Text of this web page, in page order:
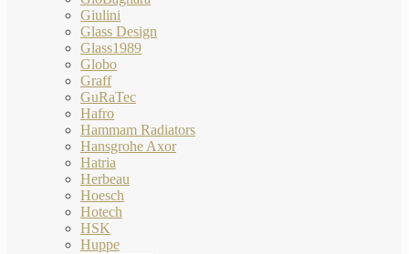
Giulini
Glass Design
Glass1989
Globo
Graff
GuRaTec
Hafro
Hammam Radiators
Hansgrohe Axor
Hatria
Herbeau
Hoesch
Hotech
HSK
Huppe